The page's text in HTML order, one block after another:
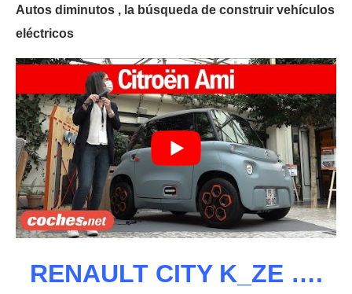
Autos diminutos , la búsqueda de construir vehículos
eléctricos
RENAULT CITY K_ZE ….